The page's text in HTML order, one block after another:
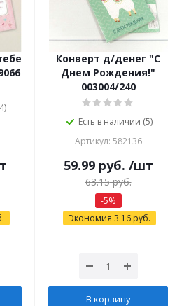
2739066
Конверт д/денег "С
Днем Рождения!"
003004/240
Есть в наличии (5)
Артикул: 582136
59.99руб. /шт
63.15руб.
-5%
Экономия 3.16руб.
В корзину